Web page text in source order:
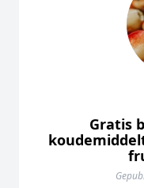
Gratis